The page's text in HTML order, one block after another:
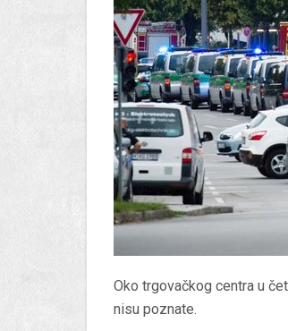
Oko trgovačkog centra u
nisu poznate.